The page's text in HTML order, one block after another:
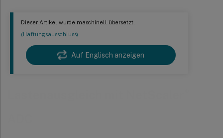
Dieser Artikel wurde maschinell übersetzt.
(Haftungsausschluss)
Auf Englisch anzeigen